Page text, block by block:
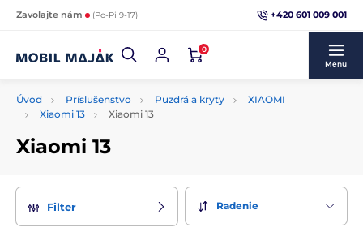
Zavolajte nám (Po-Pi 9-17) +420 601 009 001
0
Menu
Úvod Príslušenstvo Puzdrá a kryty
XIAOMI
Xiaomi 13
Xiaomi 13
Xiaomi 13
Filter Radenie